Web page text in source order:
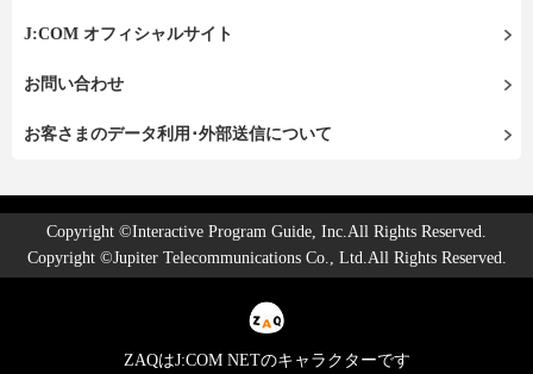
J:COM オフィシャルサイト
お問い合わせ
お客さまのデータ利用･外部送信について
Copyright ©Interactive Program Guide, Inc.All Rights Reserved.
Copyright ©Jupiter Telecommunications Co., Ltd.All Rights Reserved.
ZAQはJ:COM NETのキャラクターです